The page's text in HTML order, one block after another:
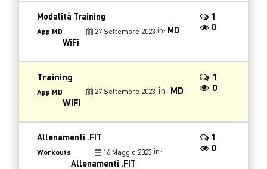
Modalità Training
App MD 27 Settembre 2023 in: MD
WiFi
1
0
Training
App MD 27 Settembre 2023 in: MD
WiFi
1
0
Allenamenti .FIT
Workouts 16 Maggio 2023 in:
Allenamenti .FIT
1
0